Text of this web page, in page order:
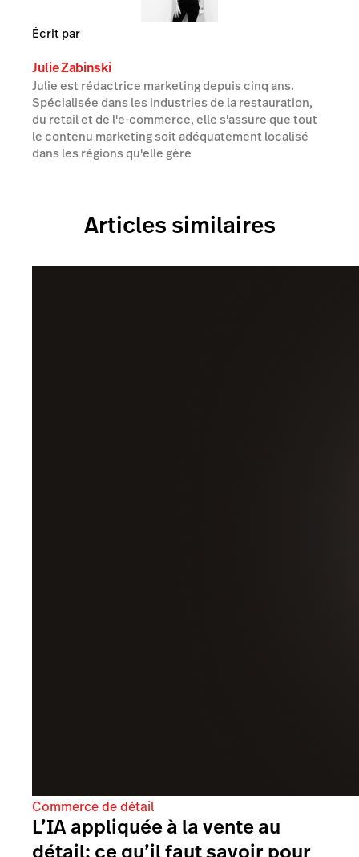
Écrit par
Julie Zabinski
Julie est rédactrice marketing depuis cinq ans.
Spécialisée dans les industries de la restauration,
du retail et de l'e-commerce, elle s'assure que tout
le contenu marketing soit adéquatement localisé
dans les régions qu'elle gère
Articles similaires
Commerce de détail
L’IA appliquée à la vente au
détail: ce qu’il faut savoir pour